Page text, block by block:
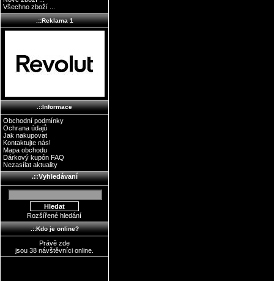
Všechno zboží ...
.::Reklama 1
.::Informace
Obchodní podmínky
Ochrana údajů
Jak nakupovat
Kontaktujte nás!
Mapa obchodu
Dárkový kupón FAQ
Nezasílat aktuality
.::Vyhledávaní
Rozšířené hledání
.::Kdo je online?
Právě zde
jsou 38 návštěvníci online.